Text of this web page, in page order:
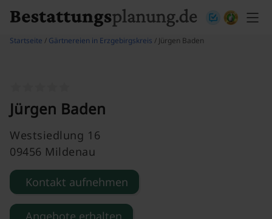
Startseite / Gärtnereien in Erzgebirgskreis / Jürgen Baden
Jürgen Baden
Westsiedlung 16
09456 Mildenau
Kontakt aufnehmen
Angebote erhalten